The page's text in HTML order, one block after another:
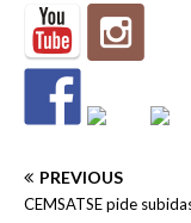
PREVIOUS
CEMSATSE pide